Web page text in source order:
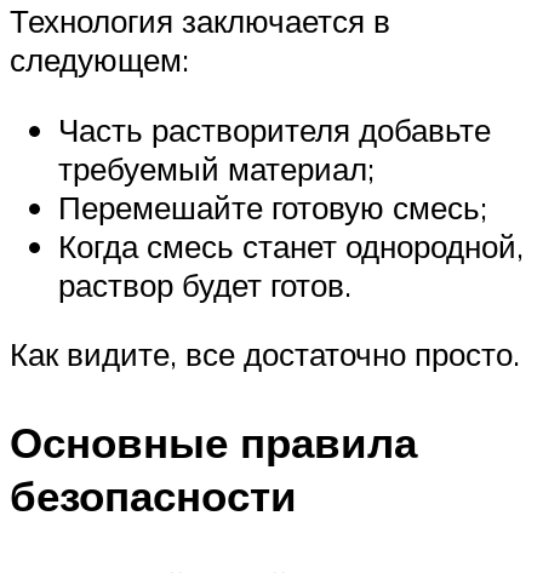
Технология заключается в
следующем:
Часть растворителя добавьте
требуемый материал;
Перемешайте готовую смесь;
Когда смесь станет однородной,
раствор будет готов.
Как видите, все достаточно просто.
Основные правила
безопасности